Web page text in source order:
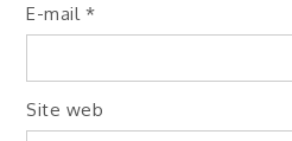
E-mail *
Site web